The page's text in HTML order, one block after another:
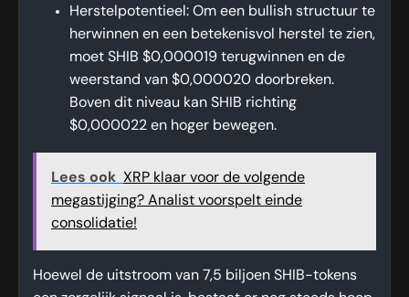
Herstelpotentieel: Om een bullish structuur te
herwinnen en een betekenisvol herstel te zien,
moet SHIB $0,000019 terugwinnen en de
weerstand van $0,000020 doorbreken.
Boven dit niveau kan SHIB richting
$0,000022 en hoger bewegen.
Lees ook XRP klaar voor de volgende
megastijging? Analist voorspelt einde
consolidatie!
Hoewel de uitstroom van 7,5 biljoen SHIB-tokens